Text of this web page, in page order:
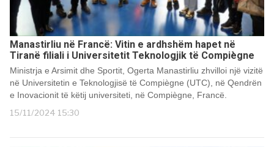
Manastirliu në Francë: Vitin e ardhshëm hapet në
Tiranë filiali i Universitetit Teknologjik të Compiègne
Ministrja e Arsimit dhe Sportit, Ogerta Manastirliu zhvilloi një vizitë
në Universitetin e Teknologjisë të Compiègne (UTC), në Qendrën
e Inovacionit të këtij universiteti, në Compiègne, Francë.
15/11/2024 15:30